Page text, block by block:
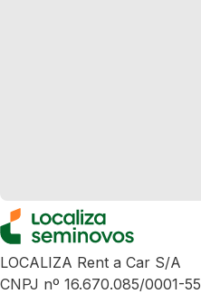
LOCALIZA Rent a Car S/A
CNPJ nº 16.670.085/0001-55